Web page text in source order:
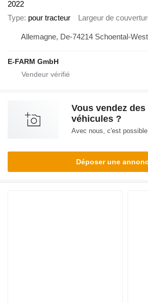
2022
Type pour tracteur Largeur de
Allemagne, De-74214 Schoental-
E-FARM GmbH
Vous vendez
véhicules ?
Avec nous, c'est
Déposer une